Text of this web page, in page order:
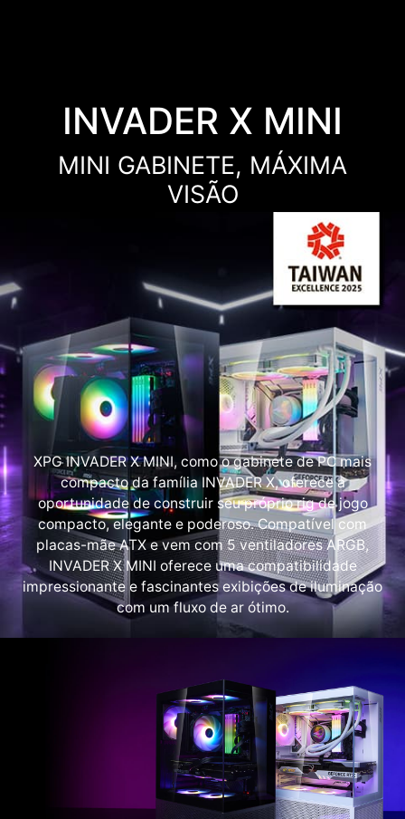
INVADER X MINI
MINI GABINETE, MÁXIMA
VISÃO
XPG INVADER X MINI, como o gabinete de PC mais
compacto da família INVADER X, oferece a
oportunidade de construir seu próprio rig de jogo
compacto, elegante e poderoso. Compatível com
placas-mãe ATX e vem com 5 ventiladores ARGB,
INVADER X MINI oferece uma compatibilidade
impressionante e fascinantes exibições de iluminação
com um fluxo de ar ótimo.